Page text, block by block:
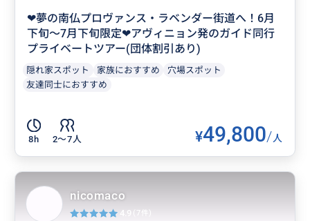
❤︎夢の南仏プロヴァンス・ラベンダー街道へ！6月
下旬〜7月下旬限定❤︎アヴィニョン発のガイド同行
プライベートツアー(団体割引あり)
隠れ家スポット 家族におすすめ
穴場スポット
友達同士におすすめ
8h 2〜7人 ¥49,800/人
nicomaco
4.9 (7件)